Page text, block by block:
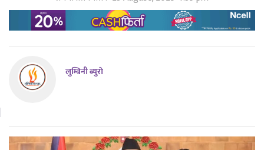
लुम्बिनी ब्युराे